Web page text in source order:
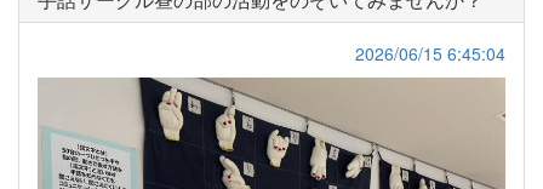
2026/06/15 6:45:04